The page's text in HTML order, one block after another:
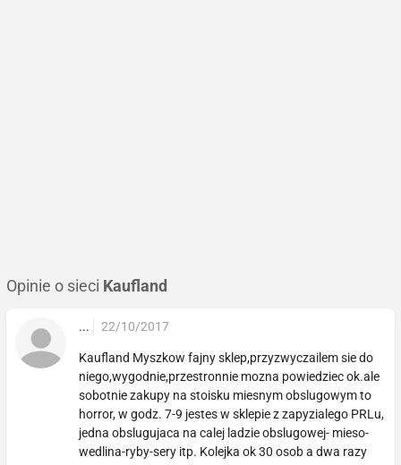
Opinie o sieci Kaufland
... 22/10/2017
Kaufland Myszkow fajny sklep,przyzwyczailem sie do
niego,wygodnie,przestronnie mozna powiedziec ok.ale
sobotnie zakupy na stoisku miesnym obslugowym to
horror, w godz. 7-9 jestes w sklepie z zapyzialego PRLu,
jedna obslugujaca na calej ladzie obslugowej- mieso-
wedlina-ryby-sery itp. Kolejka ok 30 osob a dwa razy